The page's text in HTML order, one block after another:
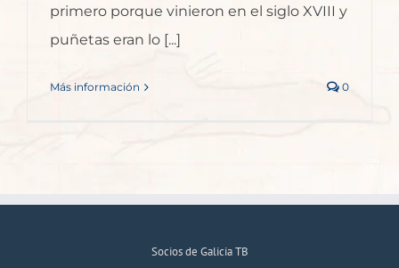
primero porque vinieron en el siglo XVIII y
puñetas eran lo [...]
Más información 0
Socios de Galicia TB